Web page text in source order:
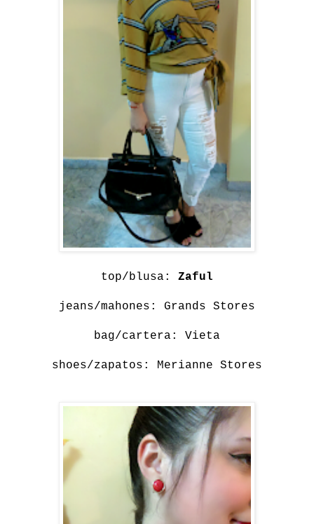
top/blusa: Zaful
jeans/mahones: Grands Stores
bag/cartera: Vieta
shoes/zapatos: Merianne Stores